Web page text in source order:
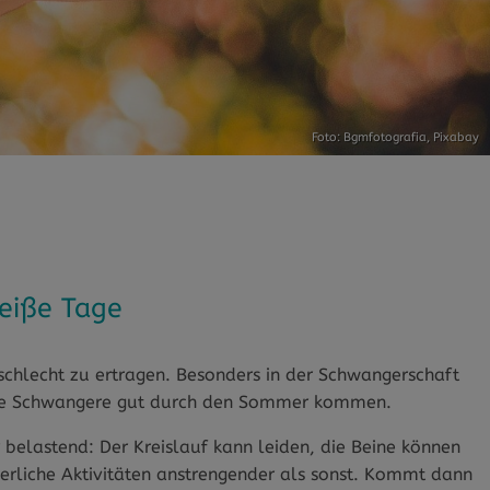
Foto: Bgmfotografia, Pixabay
Tage
zu ertragen. Besonders in der Schwangerschaft
gut durch den Sommer kommen.
Der Kreislauf kann leiden, die Beine können
Aktivitäten anstrengender als sonst. Kommt dann